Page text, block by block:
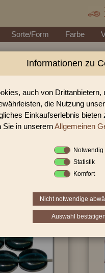
Sorte/Form Farbe
Perlen
In unserem Perlen Shop finden
Sie
Informationen zu
auch von
die Nutzung
Einkaufserlebnis
Sie in unserernAllgemeinen
Notwendig
Statistik
Komfort
Nicht notwendige
Auswahl bestätigen